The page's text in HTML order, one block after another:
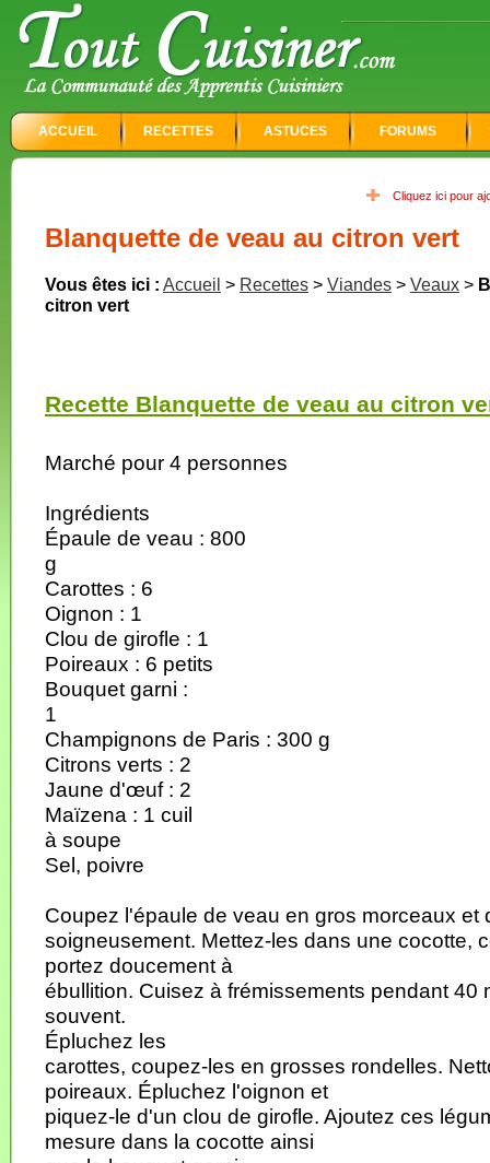
ACCUEIL RECETTES ASTUCES FORUMS
Cliquez ici pour
Blanquette de veau au citron vert
Vous êtes ici : Accueil > Recettes > Viandes > Veaux >
citron vert
Recette Blanquette de veau au citron
Marché pour 4 personnes
Ingrédients
Épaule de veau : 800
g
Carottes : 6
Oignon : 1
Clou de girofle : 1
Poireaux : 6 petits
Bouquet garni :
1
Champignons de Paris : 300 g
Citrons verts : 2
Jaune d'œuf : 2
Maïzena : 1 cuil
à soupe
Sel, poivre
Coupez l'épaule de veau en gros morceaux et
soigneusement. Mettez-les dans une cocotte,
portez doucement à
ébullition. Cuisez à frémissements pendant 40
souvent.
Épluchez les
carottes, coupez-les en grosses rondelles.
poireaux. Épluchez l'oignon et
piquez-le d'un clou de girofle. Ajoutez ces
mesure dans la cocotte ainsi